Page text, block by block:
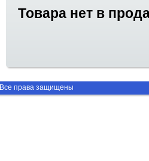
Товара нет в
Все права защищены